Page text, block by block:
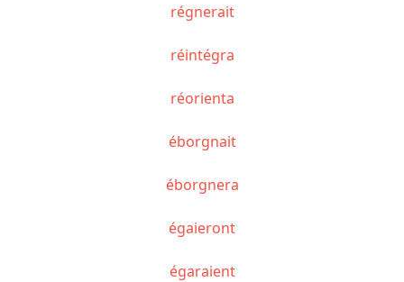
régnerait
réintégra
réorienta
éborgnait
éborgnera
égaieront
égaraient